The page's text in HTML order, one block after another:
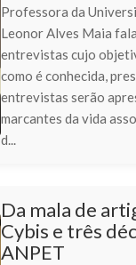
Professora da
Leonor Alves Maia
entrevistas cujo
como é conhecida,
entrevistas serão
marcantes da vida
d...
Da mala de
Cybis e três
ANPET